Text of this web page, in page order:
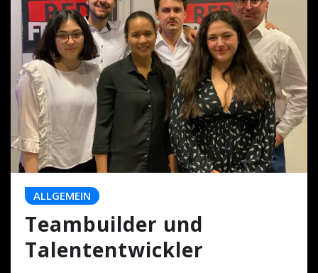
ALLGEMEIN
Teambuilder und
Talententwickler